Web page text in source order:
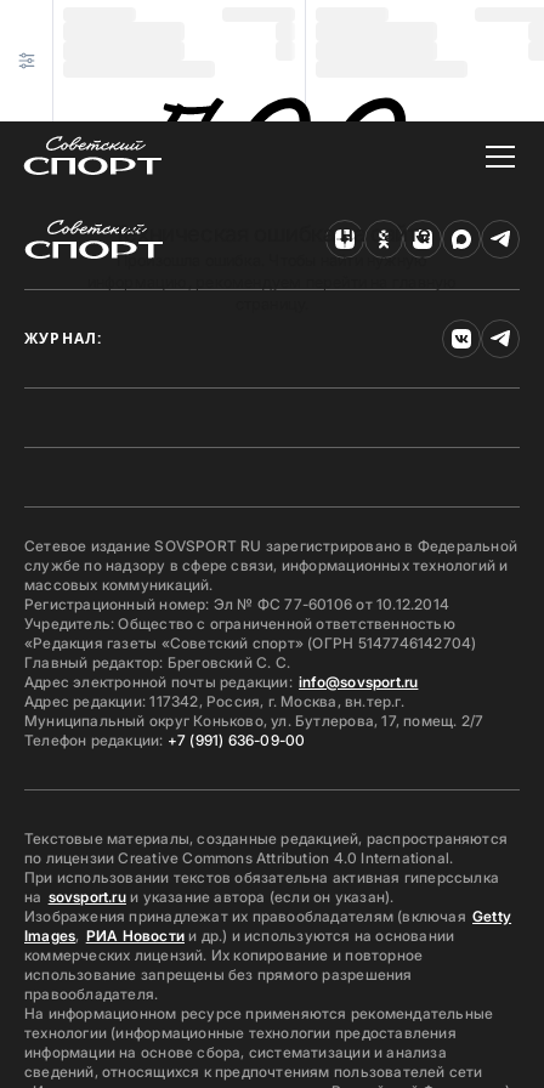
Техническая ошибка на сайте
Произошла ошибка. Чтобы найти нужную
ЖУРНАЛ:
Сетевое издание SOVSPORT RU зарегистрировано в Федеральной
службе по надзору в сфере связи, информационных технологий и
массовых коммуникаций.
Регистрационный номер: Эл № ФС 77-60106 от 10.12.2014
Учредитель: Общество с ограниченной ответственностью
«Редакция газеты «Советский спорт» (ОГРН 5147746142704)
Главный редактор: Бреговский С. С.
Адрес электронной почты редакции: info@sovsport.ru
Адрес редакции: 117342, Россия, г. Москва, вн.тер.г.
Муниципальный округ Коньково, ул. Бутлерова, 17, помещ. 2/7
Телефон редакции: +7 (991) 636-09-00
Текстовые материалы, созданные редакцией, распространяются
по лицензии Creative Commons Attribution 4.0 International.
При использовании текстов обязательна активная гиперссылка
на sovsport.ruи указание автора (если он указан).
Изображения принадлежат их правообладателям (включая Getty
Images, РИА Новостии др.) и используются на основании
коммерческих лицензий. Их копирование и повторное
использование запрещены без прямого разрешения
правообладателя.
На информационном ресурсе применяются рекомендательные
технологии (информационные технологии предоставления
информации на основе сбора, систематизации и анализа
сведений, относящихся к предпочтениям пользователей сети